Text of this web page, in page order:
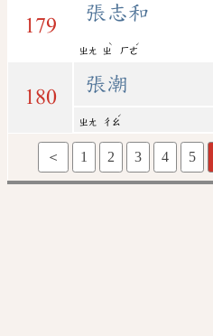
179
張志和
ㄓㄤ ㄓ
ˋ
ㄏㄜ
ˊ
180
張潮
ㄓㄤ ㄔㄠ
ˊ
＜ 1 2 3 4 5